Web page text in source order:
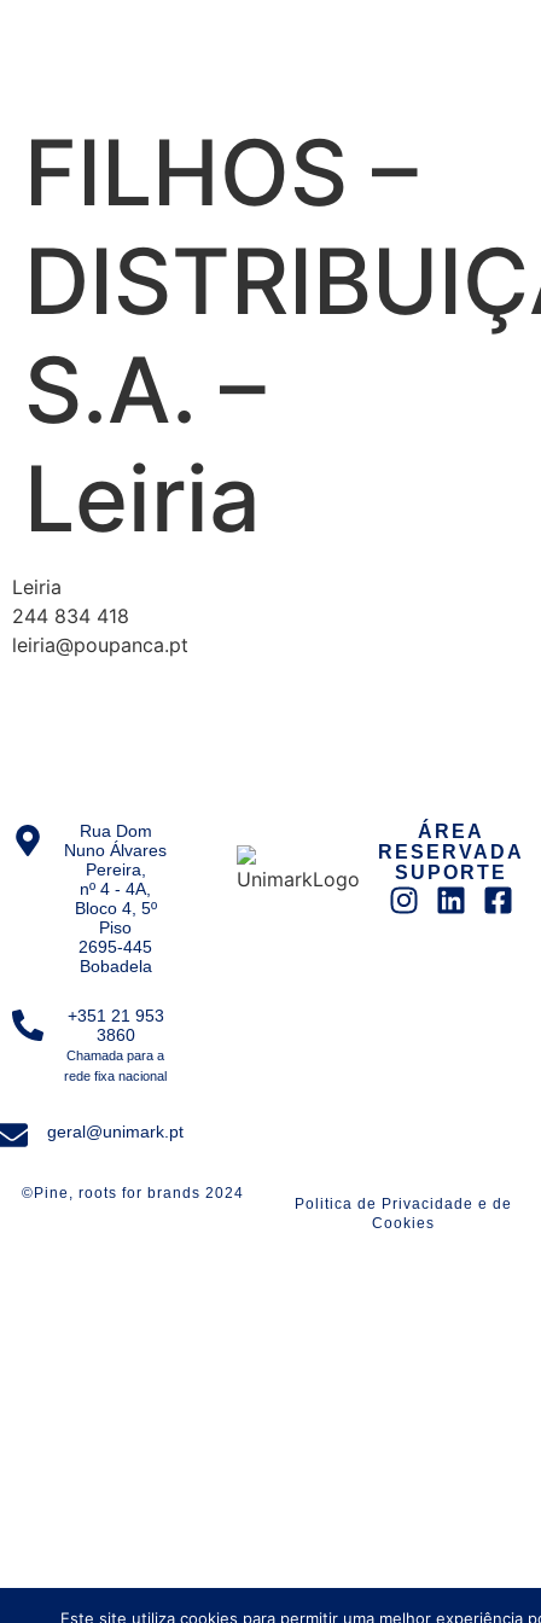
FILHOS –
S.A. –
Leiria
Leiria
244 834 418
leiria@poupanca.pt
Rua Dom
Nuno Álvares
Pereira,
nº 4 - 4A,
Bloco 4, 5º
Piso
2695-445
Bobadela
+351 21 953
3860
Chamada para a
rede fixa nacional
geral@unimark.pt
ÁREA
RESERVADA
SUPORTE
©Pine, roots for brands 2024
Politica de Privacidade e de
Cookies
Este site utiliza cookies para permitir uma melhor experiência